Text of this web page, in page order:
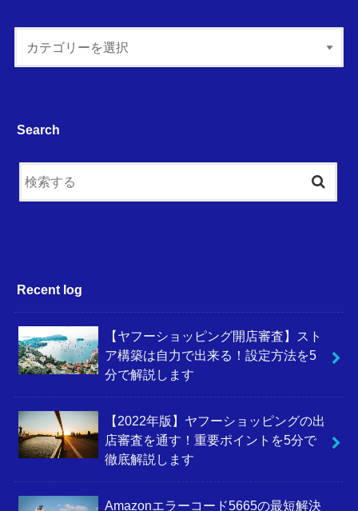
Search
Recent log
【ヤフーショッピング開店審査】スト
ア構築は自力で出来る！設定方法を5
分で解説します
【2022年版】ヤフーショッピングの出
店審査を通す！重要ポイントを5分で
徹底解説します
Amazonエラーコード5665の最短解決